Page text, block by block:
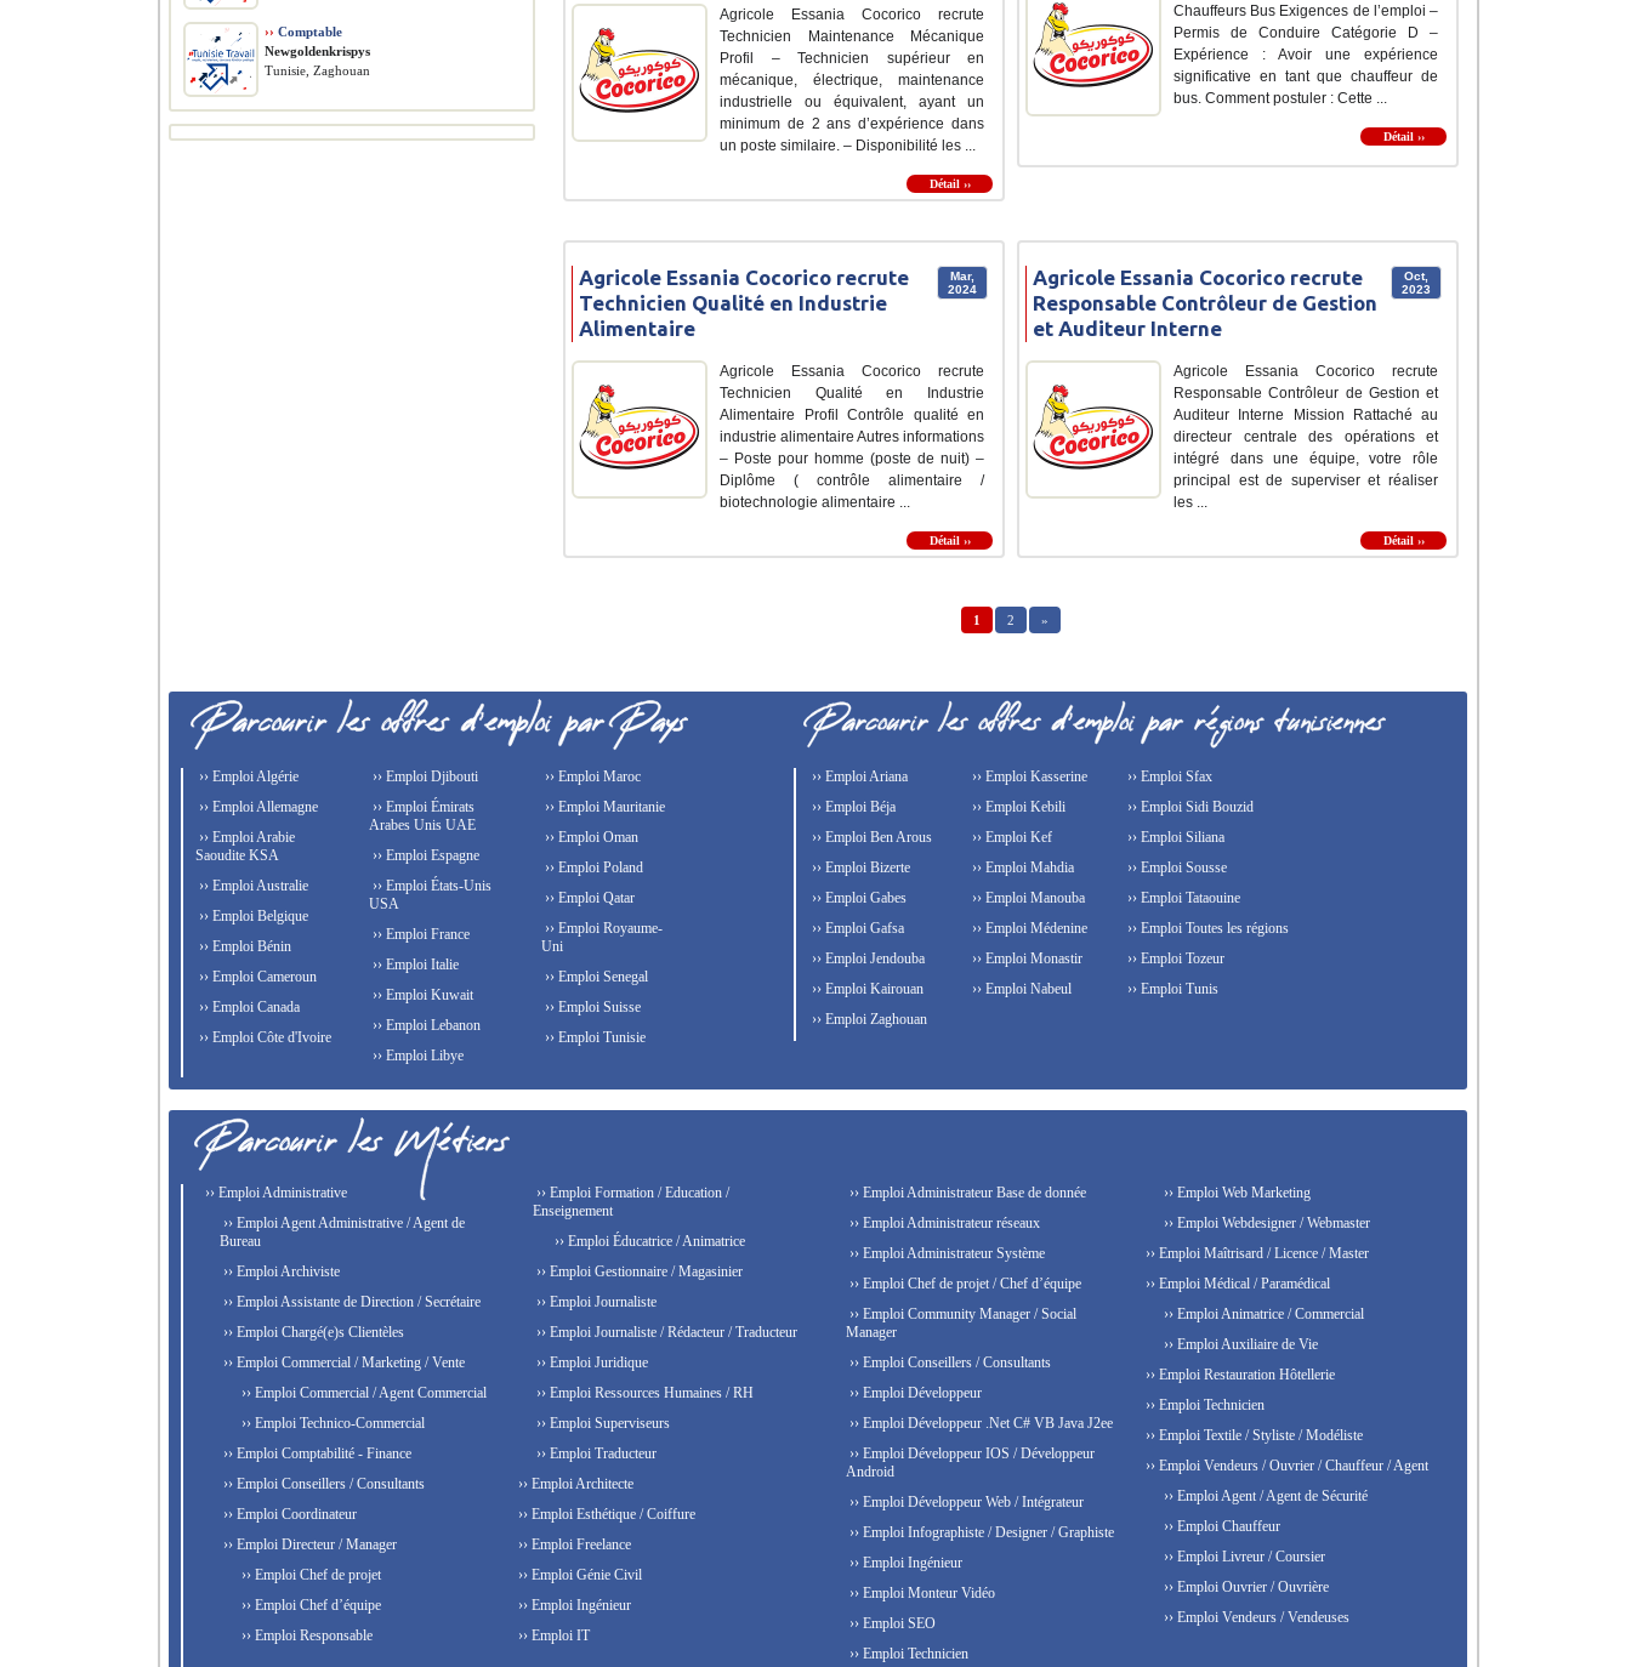
Agricole Essania Cocorico recrute
Technicien Maintenance Mécanique
Profil – Technicien supérieur en
mécanique, électrique, maintenance
industrielle ou équivalent, ayant un
minimum de 2 ans d’expérience dans
un poste similaire. – Disponibilité les ...
Détail ››
Chauffeurs Bus Exigences de l’emploi –
Permis de Conduire Catégorie D –
Expérience : Avoir une expérience
significative en tant que chauffeur de
bus. Comment postuler : Cette ...
Détail ››
Mar,
2024
Agricole Essania Cocorico recrute
Technicien Qualité en Industrie
Alimentaire
Agricole Essania Cocorico recrute
Technicien Qualité en Industrie
Alimentaire Profil Contrôle qualité en
industrie alimentaire Autres informations
– Poste pour homme (poste de nuit) –
Diplôme ( contrôle alimentaire /
biotechnologie alimentaire ...
Détail ››
Oct,
2023
Agricole Essania Cocorico recrute
Responsable Contrôleur de Gestion
et Auditeur Interne
Agricole Essania Cocorico recrute
Responsable Contrôleur de Gestion et
Auditeur Interne Mission Rattaché au
directeur centrale des opérations et
intégré dans une équipe, votre rôle
principal est de superviser et réaliser
les ...
Détail ››
1 2 »
›› Comptable
Newgoldenkrispys
Tunisie, Zaghouan
›› Emploi Algérie
›› Emploi Allemagne
›› Emploi Arabie
Saoudite KSA
›› Emploi Australie
›› Emploi Belgique
›› Emploi Bénin
›› Emploi Cameroun
›› Emploi Canada
›› Emploi Côte d'Ivoire
›› Emploi Djibouti
›› Emploi Émirats
Arabes Unis UAE
›› Emploi Espagne
›› Emploi États-Unis
USA
›› Emploi France
›› Emploi Italie
›› Emploi Kuwait
›› Emploi Lebanon
›› Emploi Libye
›› Emploi Maroc
›› Emploi Mauritanie
›› Emploi Oman
›› Emploi Poland
›› Emploi Qatar
›› Emploi Royaume-
Uni
›› Emploi Senegal
›› Emploi Suisse
›› Emploi Tunisie
›› Emploi Ariana
›› Emploi Béja
›› Emploi Ben Arous
›› Emploi Bizerte
›› Emploi Gabes
›› Emploi Gafsa
›› Emploi Jendouba
›› Emploi Kairouan
›› Emploi Kasserine
›› Emploi Kebili
›› Emploi Kef
›› Emploi Mahdia
›› Emploi Manouba
›› Emploi Médenine
›› Emploi Monastir
›› Emploi Nabeul
›› Emploi Sfax
›› Emploi Sidi Bouzid
›› Emploi Siliana
›› Emploi Sousse
›› Emploi Tataouine
›› Emploi Toutes les régions
›› Emploi Tozeur
›› Emploi Tunis
›› Emploi Zaghouan
›› Emploi Administrative
›› Emploi Agent Administrative / Agent de
Bureau
›› Emploi Archiviste
›› Emploi Assistante de Direction / Secrétaire
›› Emploi Chargé(e)s Clientèles
›› Emploi Commercial / Marketing / Vente
›› Emploi Commercial / Agent Commercial
›› Emploi Technico-Commercial
›› Emploi Comptabilité - Finance
›› Emploi Conseillers / Consultants
›› Emploi Coordinateur
›› Emploi Directeur / Manager
›› Emploi Chef de projet
›› Emploi Chef d’équipe
›› Emploi Responsable
›› Emploi Formation / Education /
Enseignement
›› Emploi Éducatrice / Animatrice
›› Emploi Gestionnaire / Magasinier
›› Emploi Journaliste
›› Emploi Journaliste / Rédacteur / Traducteur
›› Emploi Juridique
›› Emploi Ressources Humaines / RH
›› Emploi Superviseurs
›› Emploi Traducteur
›› Emploi Architecte
›› Emploi Esthétique / Coiffure
›› Emploi Freelance
›› Emploi Génie Civil
›› Emploi Ingénieur
›› Emploi IT
›› Emploi Administrateur Base de donnée
›› Emploi Administrateur réseaux
›› Emploi Administrateur Système
›› Emploi Chef de projet / Chef d’équipe
›› Emploi Community Manager / Social
Manager
›› Emploi Conseillers / Consultants
›› Emploi Développeur
›› Emploi Développeur .Net C# VB Java J2ee
›› Emploi Développeur IOS / Développeur
Android
›› Emploi Développeur Web / Intégrateur
›› Emploi Infographiste / Designer / Graphiste
›› Emploi Ingénieur
›› Emploi Monteur Vidéo
›› Emploi SEO
›› Emploi Technicien
›› Emploi Web Marketing
›› Emploi Webdesigner / Webmaster
›› Emploi Maîtrisard / Licence / Master
›› Emploi Médical / Paramédical
›› Emploi Animatrice / Commercial
›› Emploi Auxiliaire de Vie
›› Emploi Restauration Hôtellerie
›› Emploi Technicien
›› Emploi Textile / Styliste / Modéliste
›› Emploi Vendeurs / Ouvrier / Chauffeur / Agent
›› Emploi Agent / Agent de Sécurité
›› Emploi Chauffeur
›› Emploi Livreur / Coursier
›› Emploi Ouvrier / Ouvrière
›› Emploi Vendeurs / Vendeuses